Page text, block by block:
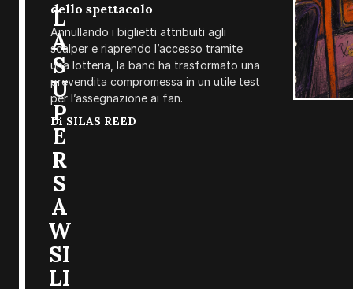
L
A
S
U
P
E
R
S
A
W
SI
LI
dello spettacolo
Annullando i biglietti attribuiti agli
scalper e riaprendo l’accesso tramite
una lotteria, la band ha trasformato una
prevendita compromessa in un utile test
per l’assegnazione ai fan.
Di SILAS REED